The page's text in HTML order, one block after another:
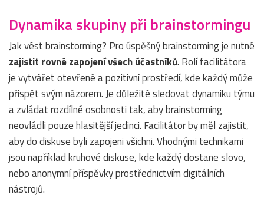
Dynamika skupiny při brainstormingu
Jak vést brainstorming? Pro úspěšný brainstorming je nutné
zajistit rovné zapojení všech účastníků. Rolí facilitátora
je vytvářet otevřené a pozitivní prostředí, kde každý může
přispět svým názorem. Je důležité sledovat dynamiku týmu
a zvládat rozdílné osobnosti tak, aby brainstorming
neovládli pouze hlasitější jedinci. Facilitátor by měl zajistit,
aby do diskuse byli zapojeni všichni. Vhodnými technikami
jsou například kruhové diskuse, kde každý dostane slovo,
nebo anonymní příspěvky prostřednictvím digitálních
nástrojů.